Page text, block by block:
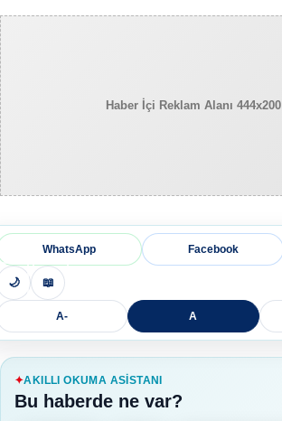
Haber İçi Reklam Alanı 444x200
WhatsApp Facebook
🌙 📖
A- A
AKILLI OKUMA ASISTANI
Bu haberde ne var?